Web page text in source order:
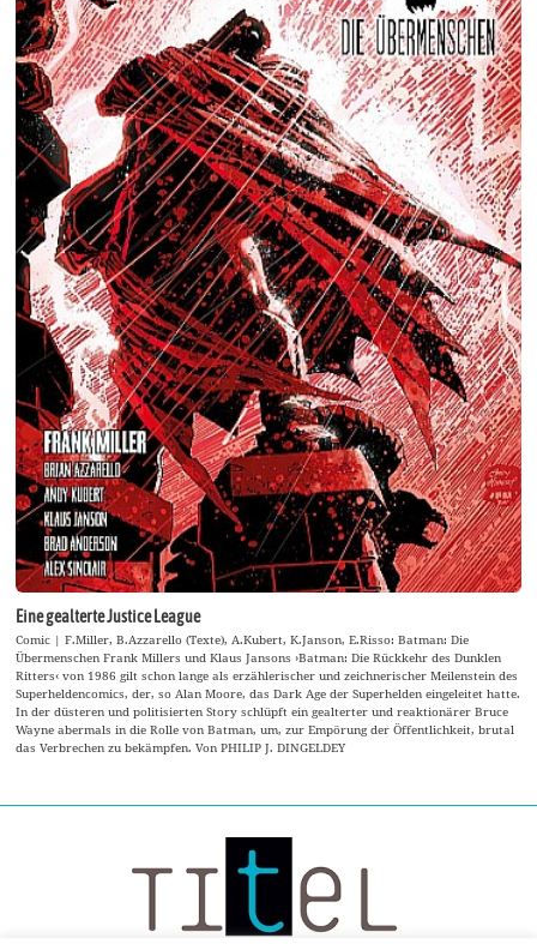
Eine gealterte Justice League
Comic | F.Miller, B.Azzarello (Texte), A.Kubert, K.Janson, E.Risso: Batman: Die
Übermenschen Frank Millers und Klaus Jansons ›Batman: Die Rückkehr des Dunklen
Ritters‹ von 1986 gilt schon lange als erzählerischer und zeichnerischer Meilenstein des
Superheldencomics, der, so Alan Moore, das Dark Age der Superhelden eingeleitet hatte.
In der düsteren und politisierten Story schlüpft ein gealterter und reaktionärer Bruce
Wayne abermals in die Rolle von Batman, um, zur Empörung der Öffentlichkeit, brutal
das Verbrechen zu bekämpfen. Von PHILIP J. DINGELDEY